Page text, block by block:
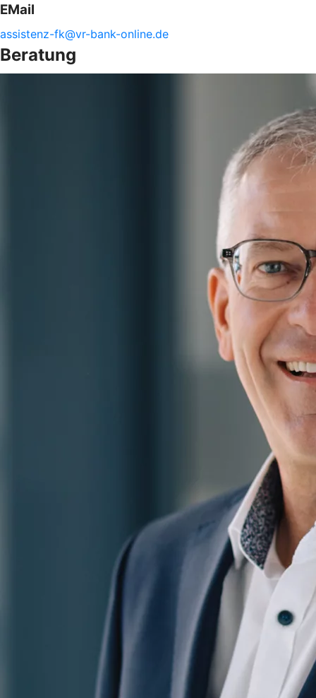
EMail
assistenz-fk@vr-bank-online.de
Beratung